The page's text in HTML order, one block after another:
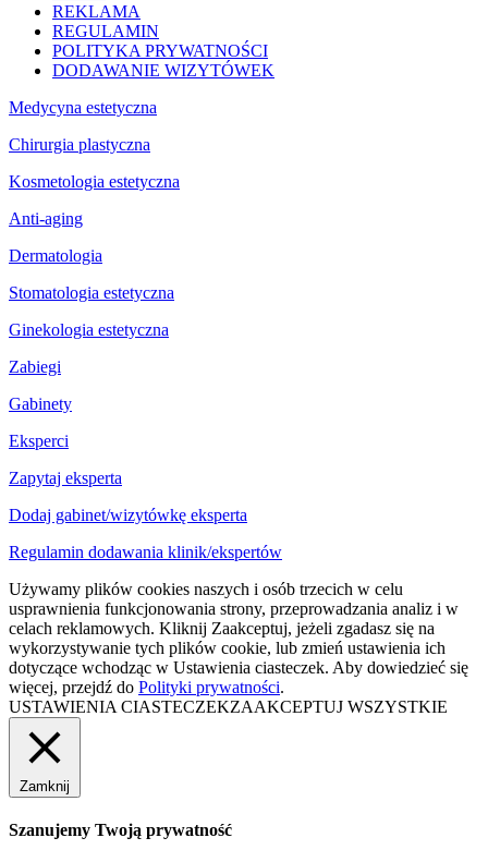
REKLAMA
REGULAMIN
POLITYKA PRYWATNOŚCI
DODAWANIE WIZYTÓWEK
Medycyna estetyczna
Chirurgia plastyczna
Kosmetologia estetyczna
Anti-aging
Dermatologia
Stomatologia estetyczna
Ginekologia estetyczna
Zabiegi
Gabinety
Eksperci
Zapytaj eksperta
Dodaj gabinet/wizytówkę eksperta
Regulamin dodawania klinik/ekspertów
Używamy plików cookies naszych i osób trzecich w celu
usprawnienia funkcjonowania strony, przeprowadzania analiz i w
celach reklamowych. Kliknij Zaakceptuj, jeżeli zgadasz się na
wykorzystywanie tych plików cookie, lub zmień ustawienia ich
dotyczące wchodząc w Ustawienia ciasteczek. Aby dowiedzieć się
więcej, przejdź do Polityki prywatności.
USTAWIENIA CIASTECZEKZAAKCEPTUJ WSZYSTKIE
Zamknij
Szanujemy Twoją prywatność